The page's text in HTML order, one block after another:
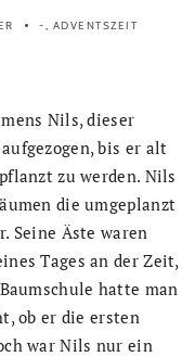
-, ADVENTSZEIT
Nils, dieser
bis er alt
zu werden. Nils
die umgeplanzt
Seine Äste waren
Tages an der Zeit,
hatte man
ob er die ersten
war Nils nur ein